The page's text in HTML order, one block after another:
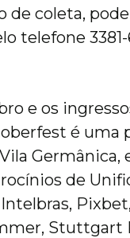
de coleta,
telefone 3381-
e os
é uma
Germânica,
de
Stuttgart